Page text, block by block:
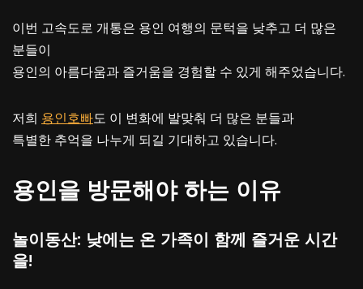
이번 고속도로 개통은 용인 여행의 문턱을 낮추고 더 많은
분들이
용인의 아름다움과 즐거움을 경험할 수 있게 해주었습니다.
저희 용인호빠도 이 변화에 발맞춰 더 많은 분들과
특별한 추억을 나누게 되길 기대하고 있습니다.
용인을 방문해야 하는 이유
놀이동산: 낮에는 온 가족이 함께 즐거운 시간
을!